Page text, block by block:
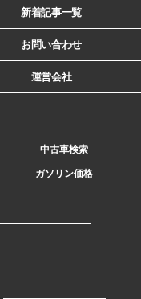
新着記事一覧
お問い合わせ
運営会社
中古車検索
ガソリン価格